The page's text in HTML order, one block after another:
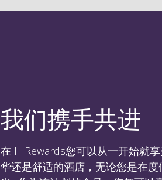
我们携手共进
在 H Rewards您可以从一开始就
华还是舒适的酒店，无论您是在